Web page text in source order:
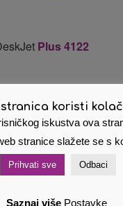
Plus 4122
Plus 4130
Plus 4210
koristi
iskustva ova
stranice slažete se s
Prihvati sve Odbaci
Saznaj više Postavke